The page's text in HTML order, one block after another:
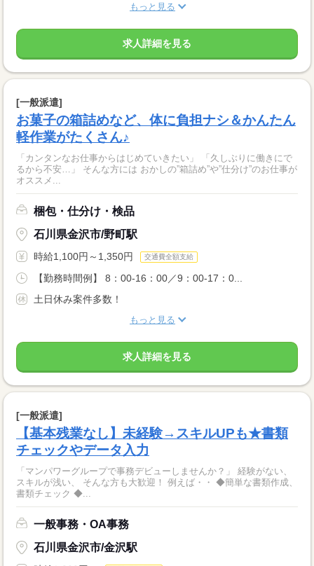
もっと見る
求人詳細を見る
[一般派遣]
お菓子の箱詰めなど、体に負担ナシ＆かんたん
軽作業がたくさん♪
「カンタンなお仕事からはじめていきたい」 「久しぶりに働きにで
るから不安…」 そんな方には おかしの”箱詰め”や”仕分け”のお仕事が
オススメ...
梱包・仕分け・検品
石川県金沢市/野町駅
時給1,100円～1,350円 交通費全額支給
【勤務時間例】 8：00-16：00／9：00-17：0...
土日休み案件多数！
もっと見る
求人詳細を見る
[一般派遣]
【基本残業なし】未経験→スキルUPも★書類
チェックやデータ入力
「マンパワーグループで事務デビューしませんか？」 経験がない、
スキルが浅い、 そんな方も大歓迎！ 例えば・・ ◆簡単な書類作成、
書類チェック ◆...
一般事務・OA事務
石川県金沢市/金沢駅